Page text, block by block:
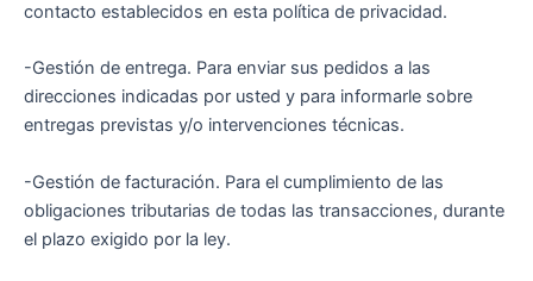
contacto establecidos en esta política de privacidad.
-Gestión de entrega. Para enviar sus pedidos a las
direcciones indicadas por usted y para informarle sobre
entregas previstas y/o intervenciones técnicas.
-Gestión de facturación. Para el cumplimiento de las
obligaciones tributarias de todas las transacciones, durante
el plazo exigido por la ley.